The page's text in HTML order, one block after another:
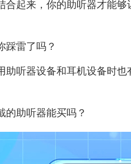
合起来，你的助听器才能
踩雷了吗？
听器设备和耳机设备时也
的助听器能买吗？